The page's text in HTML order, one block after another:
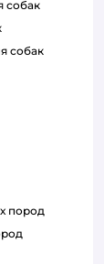
собак
собак
пород